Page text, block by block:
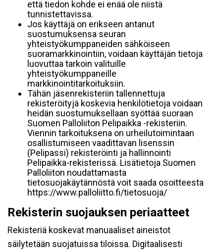
että tiedon kohde ei enää ole niistä
tunnistettavissa.
Jos käyttäjä on erikseen antanut
suostumuksensa seuran
yhteistyökumppaneiden sähköiseen
suoramarkkinointiin, voidaan käyttäjän tietoja
luovuttaa tarkoin valituille
yhteistyökumppaneille
markkinointitarkoituksiin.
Tähän jäsenrekisteriin tallennettuja
rekisteröityjä koskevia henkilötietoja voidaan
heidän suostumuksellaan syöttää suoraan
Suomen Palloliiton Pelipaikka -rekisteriin.
Viennin tarkoituksena on urheilutoimintaan
osallistumiseen vaadittavan lisenssin
(Pelipassi) rekisteröinti ja hallinnointi
Pelipaikka-rekisterissä. Lisätietoja Suomen
Palloliiton noudattamasta
tietosuojakäytännöstä voit saada osoitteesta
https://www.palloliitto.fi/tietosuoja/
Rekisterin suojauksen periaatteet
Rekisteriä koskevat manuaaliset aineistot
säilytetään suojatuissa tiloissa. Digitaalisesti